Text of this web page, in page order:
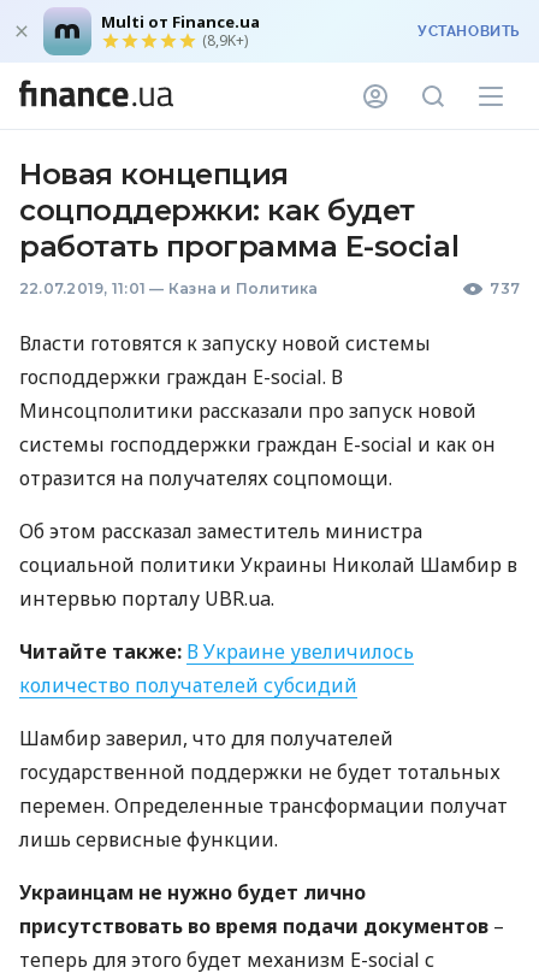
Multi от Finance.ua
(8,9K+) УСТАНОВИТЬ
Новая концепция
соцподдержки: как будет
работать программа Е-social
22.07.2019, 11:01 — Казна и Политика 737
Власти готовятся к запуску новой системы
господдержки граждан E-social. В
Минсоцполитики рассказали про запуск новой
системы господдержки граждан E-social и как он
отразится на получателях соцпомощи.
Об этом рассказал заместитель министра
социальной политики Украины Николай Шамбир в
интервью порталу UBR.ua.
Читайте также: В Украине увеличилось
количество получателей субсидий
Шамбир заверил, что для получателей
государственной поддержки не будет тотальных
перемен. Определенные трансформации получат
лишь сервисные функции.
Украинцам не нужно будет лично
присутствовать во время подачи документов –
теперь для этого будет механизм E-social с